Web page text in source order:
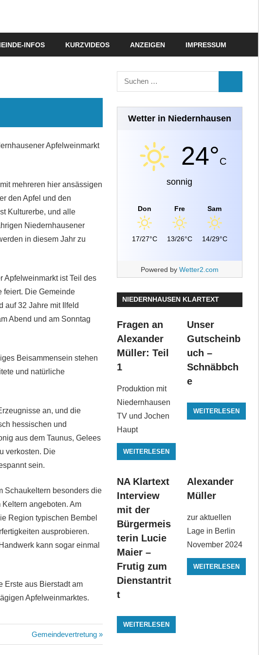
INFOS KURZVIDEOS ANZEIGEN IMPRESSUM
Apfelweinmarkt
mehreren hier ansässigen
den Apfel und den
Kulturerbe, und alle
Niedernhausener
in diesem Jahr zu
Apfelweinmarkt ist Teil des
feiert. Die Gemeinde
auf 32 Jahre mit Ilfeld
Abend und am Sonntag
Beisammensein stehen
und natürliche
an, und die
hessischen und
aus dem Taunus, Gelees
verkosten. Die
sein.
Schaukeltern besonders die
angeboten. Am
Region typischen Bembel
ausprobieren.
kann sogar einmal
Erste aus Bierstadt am
Apfelweinmarktes.
Nächster
Beitrag:
Gemeindevertretung
Suchen
nach:
Wetter in Niedernhausen
24°C
sonnig
Don
17/27°C
Fre
13/26°C
Sam
14/29°C
Powered by Wetter2.com
NIEDERNHAUSEN KLARTEXT
Fragen an
Alexander
Müller: Teil
1
Produktion mit
Niedernhausen
TV und Jochen
Haupt
WEITERLESEN
Unser
Gutscheinb
uch –
Schnäbbch
e
WEITERLESEN
NA Klartext
Interview
mit der
Bürgermeis
terin Lucie
Maier –
Frutig zum
Dienstantrit
t
WEITERLESEN
Alexander
Müller
zur aktuellen
Lage in Berlin
November 2024
WEITERLESEN